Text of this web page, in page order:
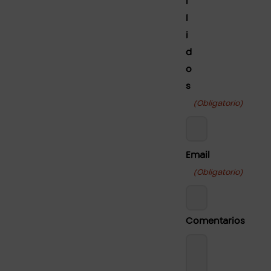
l
i
d
o
s
(Obligatorio)
Nombre
Email
(Obligatorio)
Comentarios